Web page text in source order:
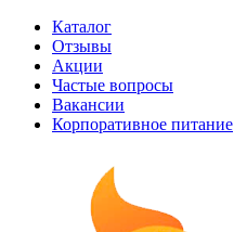
Каталог
Отзывы
Акции
Частые вопросы
Вакансии
Корпоративное питание